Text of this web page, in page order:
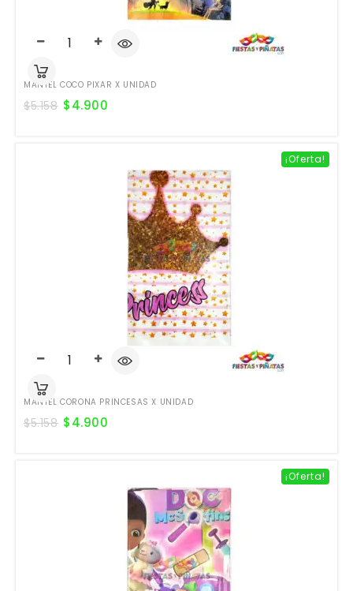
MANTEL COCO PIXAR X UNIDAD
$5.158 $4.900
¡Oferta!
MANTEL CORONA PRINCESAS X UNIDAD
$5.158 $4.900
¡Oferta!